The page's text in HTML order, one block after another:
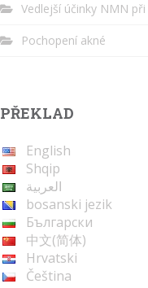
Vedlejší účinky NMN
Pochopení akné
PŘEKLAD
English
Shqip
العربية
bosanski jezik
Български
中文(简体)
Hrvatski
Čeština